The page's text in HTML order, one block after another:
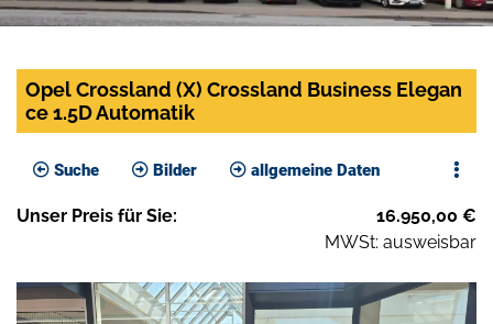
Opel Crossland (X) Crossland Business Elegan
ce 1.5D Automatik
Suche Bilder allgemeine Daten
Unser Preis für Sie: 16.950,00 €
MWSt: ausweisbar